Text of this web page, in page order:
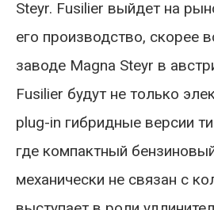
Steyr. Fusilier выйдет на
его производство, скорее
заводе Magna Steyr в
Fusilier будут не только
plug-in гибридные версии
где компактный
механически не связан с